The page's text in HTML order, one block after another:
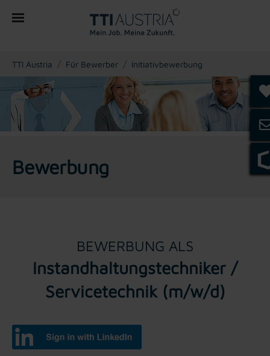
You are here:
TTI Austria Für Bewerber Initiativbewerbung
Bewerbung
BEWERBUNG ALS
Instandhaltungstechniker /
Servicetechnik (m/w/d)